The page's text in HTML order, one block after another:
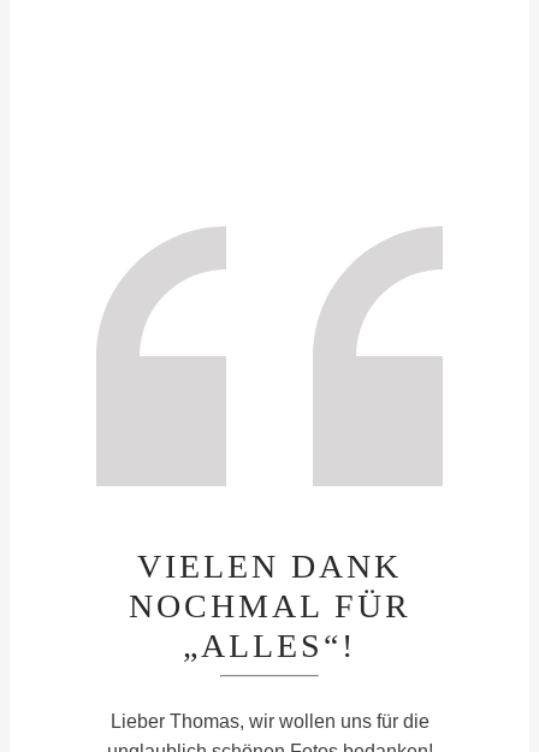
VIELEN DANK
NOCHMAL FÜR
„ALLES“!
Lieber Thomas, wir wollen uns für die